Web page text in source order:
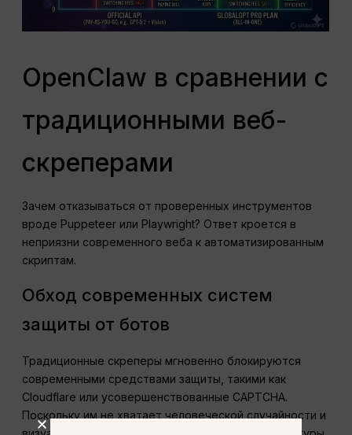
OpenClaw в сравнении с
традиционными веб-
скреперами
Зачем отказываться от проверенных инструментов
вроде Puppeteer или Playwright? Ответ кроется в
неприязни современного веба к автоматизированным
скриптам.
Обход современных систем
защиты от ботов
Традиционные скреперы мгновенно блокируются
современными средствами защиты, такими как
Cloudflare или усовершенствованные CAPTCHA.
Поскольку им не хватает человеческой случайности и